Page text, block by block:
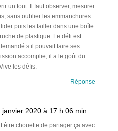
un tout. Il faut observer, mesurer
sans oublier les emmanchures
puis les tailler dans une boîte
de plastique. Le défi est
s’il pouvait faire ses
accomplie, il a le goût du
les défis.
Réponse
janvier 2020 à 17 h 06 min
être chouette de partager ça avec